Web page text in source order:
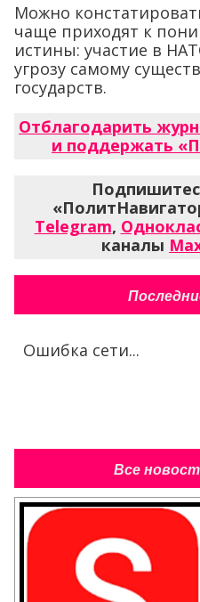
Можно
чаще приходят к
истины: участие в
угрозу самому
государств.
Отблагодарить
и поддержать
Telegram,
каналы
Ошибка сети...
Все